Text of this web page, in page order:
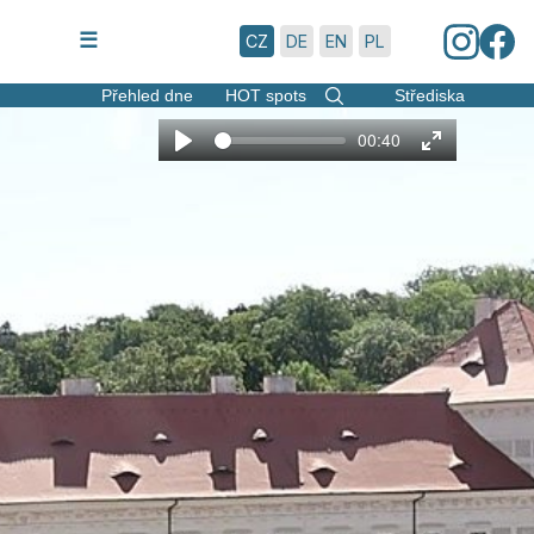
Play
00:40
Enter
☰ CZ DE EN PL
Přehled dne HOT spots Střediska